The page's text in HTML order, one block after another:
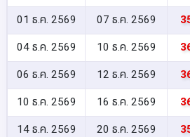
01 ธ.ค. 2569 07 ธ.ค. 2569
04 ธ.ค. 2569 10 ธ.ค. 2569
06 ธ.ค. 2569 12 ธ.ค. 2569
10 ธ.ค. 2569 16 ธ.ค. 2569
14 ธ.ค. 2569 20 ธ.ค. 2569